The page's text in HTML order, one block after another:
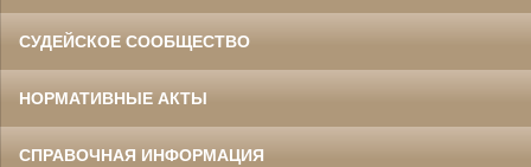
СУДЕЙСКОЕ СООБЩЕСТВО
НОРМАТИВНЫЕ АКТЫ
СПРАВОЧНАЯ ИНФОРМАЦИЯ